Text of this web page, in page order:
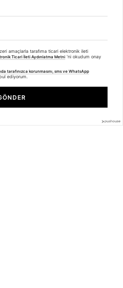
amaçlarla tarafıma ticari elektronik ileti
Ticari İleti Aydınlatma Metni 'ni okudum onay
tarafınızca korunmasını, sms ve WhatsApp
ediyorum.